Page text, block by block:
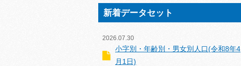
新着データセット
2026.07.30
小字別・年齢別・男女別人口(令和8年4
月1日)